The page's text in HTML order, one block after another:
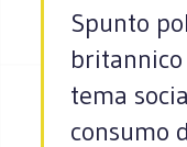
Spunto
tema
consumo